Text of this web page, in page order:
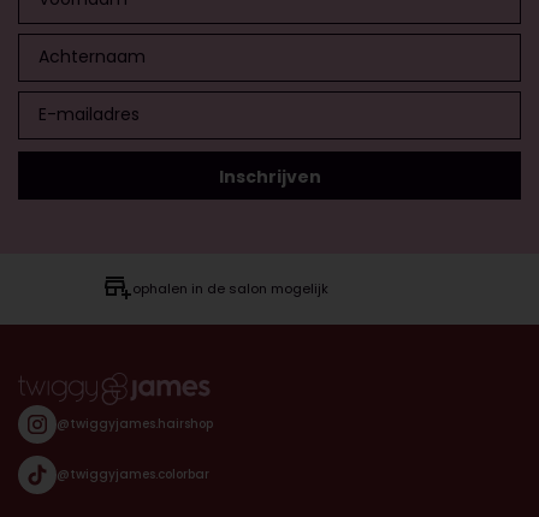
ophalen in de salon mogelijk
@twiggyjames.hairshop
@twiggyjames.colorbar